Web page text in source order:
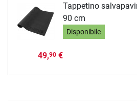
Tappetino
90 cm
Disponibile
49,90€